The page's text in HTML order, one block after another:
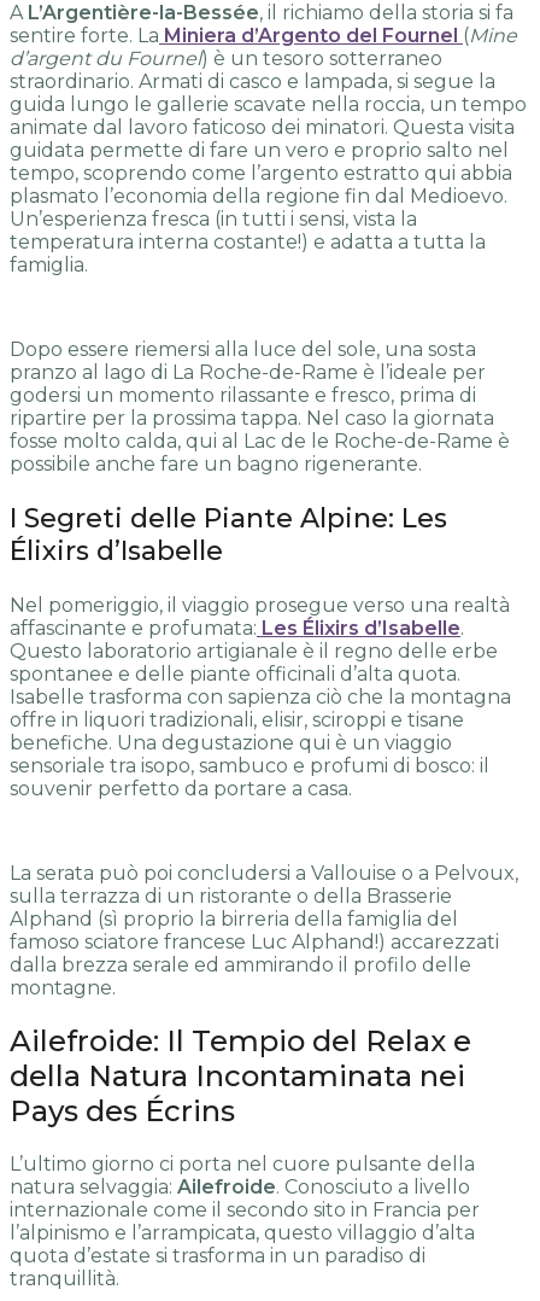
A L’Argentière-la-Bessée, il richiamo della storia si fa
sentire forte. La Miniera d’Argento del Fournel (Mine
d’argent du Fournel) è un tesoro sotterraneo
straordinario. Armati di casco e lampada, si segue la
guida lungo le gallerie scavate nella roccia, un tempo
animate dal lavoro faticoso dei minatori. Questa visita
guidata permette di fare un vero e proprio salto nel
tempo, scoprendo come l’argento estratto qui abbia
plasmato l’economia della regione fin dal Medioevo.
Un’esperienza fresca (in tutti i sensi, vista la
temperatura interna costante!) e adatta a tutta la
famiglia.
Dopo essere riemersi alla luce del sole, una sosta
pranzo al lago di La Roche-de-Rame è l’ideale per
godersi un momento rilassante e fresco, prima di
ripartire per la prossima tappa. Nel caso la giornata
fosse molto calda, qui al Lac de le Roche-de-Rame è
possibile anche fare un bagno rigenerante.
I Segreti delle Piante Alpine: Les
Élixirs d’Isabelle
Nel pomeriggio, il viaggio prosegue verso una realtà
affascinante e profumata: Les Élixirs d’Isabelle.
Questo laboratorio artigianale è il regno delle erbe
spontanee e delle piante officinali d’alta quota.
Isabelle trasforma con sapienza ciò che la montagna
offre in liquori tradizionali, elisir, sciroppi e tisane
benefiche. Una degustazione qui è un viaggio
sensoriale tra isopo, sambuco e profumi di bosco: il
souvenir perfetto da portare a casa.
La serata può poi concludersi a Vallouise o a Pelvoux,
sulla terrazza di un ristorante o della Brasserie
Alphand (sì proprio la birreria della famiglia del
famoso sciatore francese Luc Alphand!) accarezzati
dalla brezza serale ed ammirando il profilo delle
montagne.
Ailefroide: Il Tempio del Relax e
della Natura Incontaminata nei
Pays des Écrins
L’ultimo giorno ci porta nel cuore pulsante della
natura selvaggia: Ailefroide. Conosciuto a livello
internazionale come il secondo sito in Francia per
l’alpinismo e l’arrampicata, questo villaggio d’alta
quota d’estate si trasforma in un paradiso di
tranquillità.